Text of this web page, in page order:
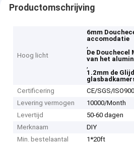
Productomschrijving
Hoog licht
6mm
accomodatie
,
De
van het
,
1.2mm de
Certificering
CE/SGS/
Levering vermogen
10000/Month
Levertijd
50-60 dagen
Merknaam
DIY
Min. bestelaantal
1*20ft